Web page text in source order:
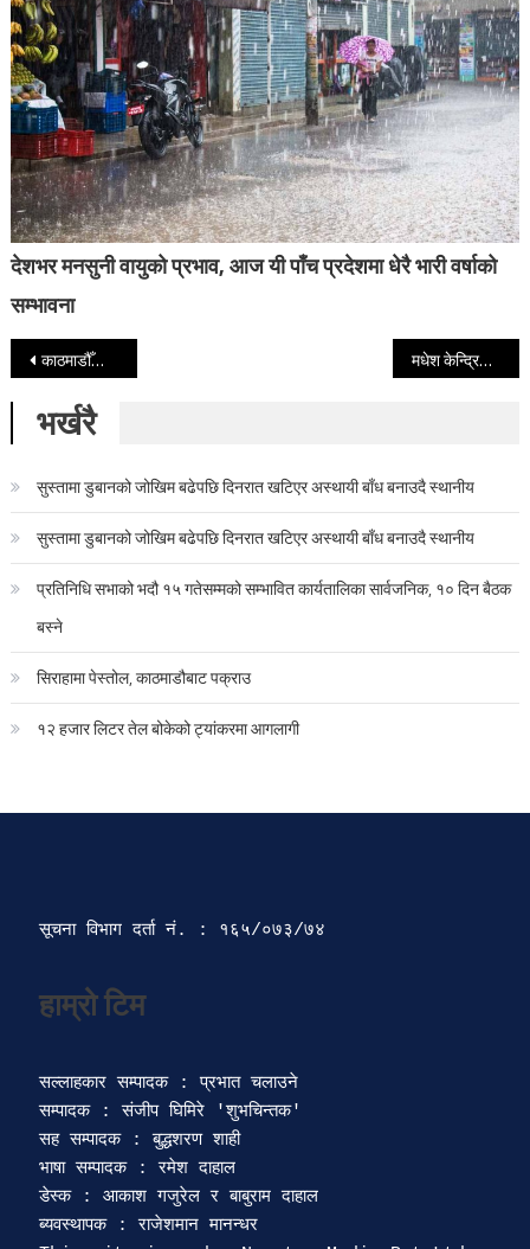
देशभर मनसुनी वायुको प्रभाव, आज यी पाँच प्रदेशमा धेरै भारी वर्षाको
सम्भावना
Post navigation
काठमाडौँका पूर्व सीडीओ छवि रिजाल पक्राउ मधेश केन्द्रित नेताहरूसँग संवाद्‍मा रवि लामिछाने, ठाकुर र साहसँग छुट्टाछुट्टै भेटघाट
भर्खरै
सुस्तामा डुबानको जोखिम बढेपछि दिनरात खटिएर अस्थायी बाँध बनाउदै स्थानीय
सुस्तामा डुबानको जोखिम बढेपछि दिनरात खटिएर अस्थायी बाँध बनाउदै स्थानीय
प्रतिनिधि सभाको भदौ १५ गतेसम्मको सम्भावित कार्यतालिका सार्वजनिक, १० दिन बैठक
बस्ने
सिराहामा पेस्तोल, काठमाडौबाट पक्राउ
१२ हजार लिटर तेल बोकेको ट्यांकरमा आगलागी
सूचना विभाग दर्ता‍ नं. : १६५/०७३/७४
हाम्रो टिम
सल्लाहकार सम्पादक : प्रभात चलाउने
सम्पादक : संजीप घिमिरे 'शुभचिन्तक'
सह सम्पादक : बुद्धशरण शाही
भाषा सम्पादक : रमेश दाहाल
डेस्क : आकाश गजुरेल र बाबुराम दाहाल
ब्यवस्थापक : राजेशमान मानन्धर